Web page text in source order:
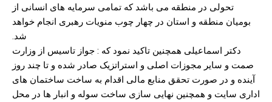
تحولی در منطقه می باشد که تمامی سرمایه های انسانی از
بومیان منطقه و استان در چهار چوب منویات رهبری انجام خواهد
شد.
دکتر اسماعیلی همچنین تاکید نمود که : جواز تاسیس از وزارت
صمت و سایر مجوزات اصلی و استراتزیک صادر شده و تا چند روز
آینده و در صورت تحقق منابع مالی اقدام به ساخت ساختمان های
اداری سایت و همچنین نهایی سازی ساخت سوله و انبار ها در محل